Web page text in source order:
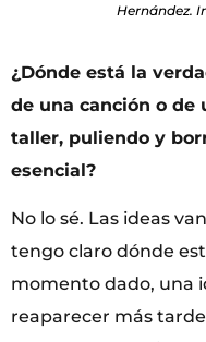
Hernández.
¿Dónde está la
de una canción o de
taller, puliendo y
esencial?
No lo sé. Las ideas
tengo claro dónde
momento dado, una
reaparecer más